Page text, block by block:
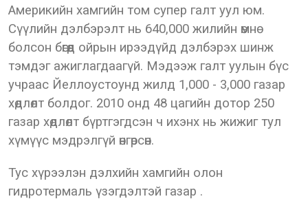
Америкийн хамгийн том супер галт уул юм.
Сүүлийн дэлбэрэлт нь 640,000 жилийн өмнө
болсон бөгөөд ойрын ирээдүйд дэлбэрэх шинж
тэмдэг ажиглагдаагүй. Мэдээж галт уулын бүс
учраас Йеллоустоунд жилд 1,000 - 3,000 газар
хөдлөлт болдог. 2010 онд 48 цагийн дотор 250
газар хөдлөлт бүртгэгдсэн ч ихэнх нь жижиг тул
хүмүүс мэдрэлгүй өнгөрсөн.
Тус хүрээлэн дэлхийн хамгийн олон
гидротермаль үзэгдэлтэй газар .